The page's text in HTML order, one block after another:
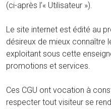
(ci-après l’« Utilisateur »).
Le site internet est édité au
désireux de mieux connaître
exploitant sous cette
promotions et services.
Ces CGU ont vocation à
respecter tout visiteur se